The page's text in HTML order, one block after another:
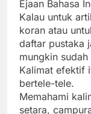
Ejaan Bahasa
Kalau untuk
koran atau
daftar pustaka
mungkin
Kalimat efektif
bertele-tele.
Memahami
setara,